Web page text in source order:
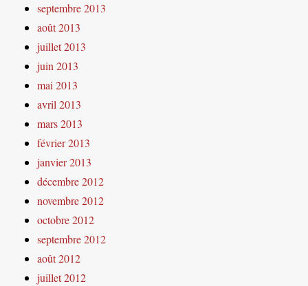
septembre 2013
août 2013
juillet 2013
juin 2013
mai 2013
avril 2013
mars 2013
février 2013
janvier 2013
décembre 2012
novembre 2012
octobre 2012
septembre 2012
août 2012
juillet 2012